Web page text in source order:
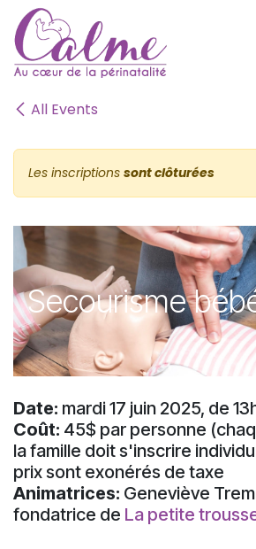
SE RENDRE AU CONTENU
All Events
Les inscriptions sont clôturées
Secourisme
Date: mardi 17 juin 2025, de
Coût: 45$ par personne
la famille doit s'inscrire
prix sont exonérés de taxe
Animatrices: Geneviève
fondatrice de La petite